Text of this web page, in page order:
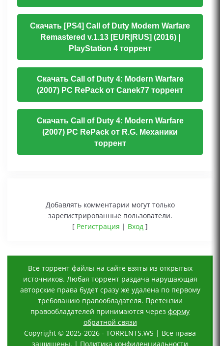
Скачать [PS4] Call of Duty Modern Warfare
Remastered v.1.13 [EUR|RUS] (2016) |
PlayStation 4 торрент
Скачать Call of Duty 4: Modern Warfare
(2007) PC RePack от Canek77 торрент
Скачать Call of Duty 4: Modern Warfare
(2007) PC RePack от R.G. Механики
торрент
Добавлять комментарии могут только
зарегистрированные пользователи.
[ Регистрация | Вход ]
Все торрент файлы на сайте взяты из открытых
источников. Любая торрент раздача нарушающая
авторские права будет сразу же удалена по первому
требованию правообладателя. Претензии
правообладателей принимаются через форму
обратной связи
Copyright © 2025-2026 - TORRENTS.WS | Все права
защищены. | Политика конфиденциальности